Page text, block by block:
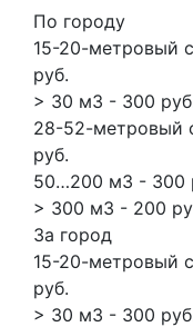
По городу
15-20-метровый
руб.
> 30 м3 - 300
28-52-метровый
руб.
50…200 м3 - 300
> 300 м3 - 200
За город
15-20-метровый
руб.
> 30 м3 - 300